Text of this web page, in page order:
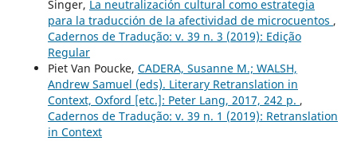
Singer, La neutralización cultural como estrategia
para la traducción de la afectividad de microcuentos ,
Cadernos de Tradução: v. 39 n. 3 (2019): Edição
Regular
Piet Van Poucke, CADERA, Susanne M.; WALSH,
Andrew Samuel (eds). Literary Retranslation in
Context, Oxford [etc.]: Peter Lang, 2017, 242 p. ,
Cadernos de Tradução: v. 39 n. 1 (2019): Retranslation
in Context